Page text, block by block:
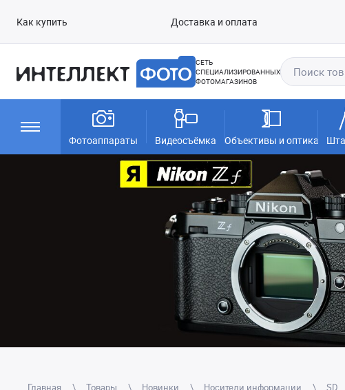
Как купить Доставка и оплата
СЕТЬ
СПЕЦИАЛИЗИРОВАННЫХ
ФОТОМАГАЗИНОВ
Фотоаппараты Видеосъёмка Объективы и оптика
Главная Товары Новинки Носители информации SD